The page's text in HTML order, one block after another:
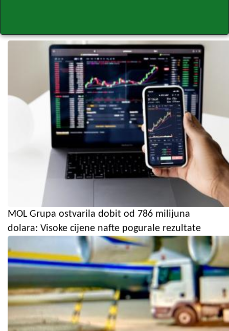
MOL Grupa ostvarila dobit od 786 milijuna
dolara: Visoke cijene nafte pogurale rezultate